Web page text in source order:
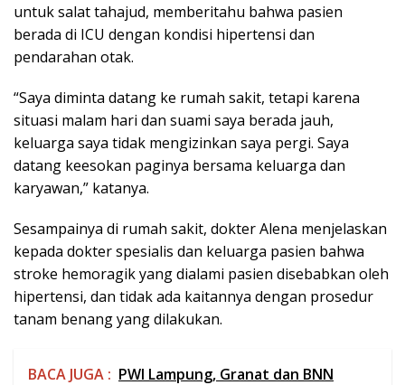
untuk salat tahajud, memberitahu bahwa pasien
berada di ICU dengan kondisi hipertensi dan
pendarahan otak.
“Saya diminta datang ke rumah sakit, tetapi karena
situasi malam hari dan suami saya berada jauh,
keluarga saya tidak mengizinkan saya pergi. Saya
datang keesokan paginya bersama keluarga dan
karyawan,” katanya.
Sesampainya di rumah sakit, dokter Alena menjelaskan
kepada dokter spesialis dan keluarga pasien bahwa
stroke hemoragik yang dialami pasien disebabkan oleh
hipertensi, dan tidak ada kaitannya dengan prosedur
tanam benang yang dilakukan.
BACA JUGA : PWI Lampung, Granat dan BNN